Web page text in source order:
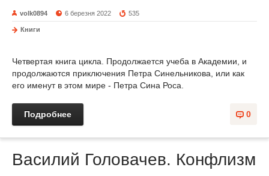
volk0894 6 березня 2022 535
Книги
Четвертая книга цикла. Продолжается учеба в Академии, и
продолжаются приключения Петра Синельникова, или как
его именут в этом мире - Петра Сина Роса.
0
Подробнее
Василий Головачев. Конфлизм